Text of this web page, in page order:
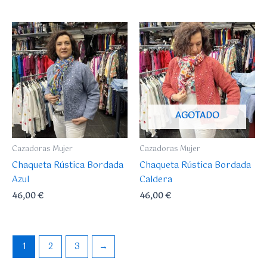
Cazadoras Mujer
Chaqueta Rústica Bordada
Azul
46,00€
AGOTADO
Cazadoras Mujer
Chaqueta Rústica Bordada
Caldera
46,00€
1 2 3 →